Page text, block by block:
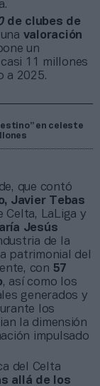
de clubes de
valoración
un
11 millones
a 2025.
en celeste
que contó
Javier Tebas
Celta, LaLiga y
Jesús
de la
patrimonial del
con 57
, así como los
generados y
los
la dimensión
impulsado
del Celta
allá de los